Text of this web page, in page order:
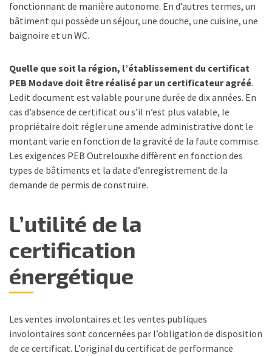
fonctionnant de manière autonome. En d’autres termes, un
bâtiment qui possède un séjour, une douche, une cuisine, une
baignoire et un WC.
Quelle que soit la région, l’établissement du certificat
PEB Modave doit être réalisé par un certificateur agréé.
Ledit document est valable pour une durée de dix années. En
cas d’absence de certificat ou s’il n’est plus valable, le
propriétaire doit régler une amende administrative dont le
montant varie en fonction de la gravité de la faute commise.
Les exigences PEB Outrelouxhe diffèrent en fonction des
types de bâtiments et la date d’enregistrement de la
demande de permis de construire.
L’utilité de la
certification
énergétique
Les ventes involontaires et les ventes publiques
involontaires sont concernées par l’obligation de disposition
de ce certificat. L’original du certificat de performance